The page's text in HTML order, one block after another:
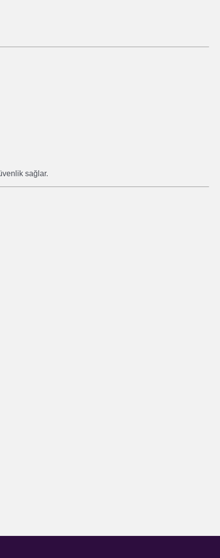
sağlar.